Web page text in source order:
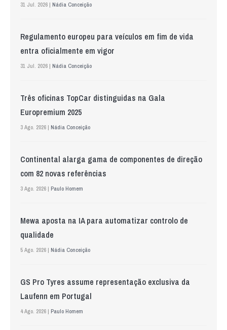
31 Jul. 2026 | Nádia Conceição
Regulamento europeu para veículos em fim de vida
entra oficialmente em vigor
31 Jul. 2026 | Nádia Conceição
Três oficinas TopCar distinguidas na Gala
Europremium 2025
3 Ago. 2026 | Nádia Conceição
Continental alarga gama de componentes de direção
com 82 novas referências
3 Ago. 2026 | Paulo Homem
Mewa aposta na IA para automatizar controlo de
qualidade
5 Ago. 2026 | Nádia Conceição
GS Pro Tyres assume representação exclusiva da
Laufenn em Portugal
4 Ago. 2026 | Paulo Homem